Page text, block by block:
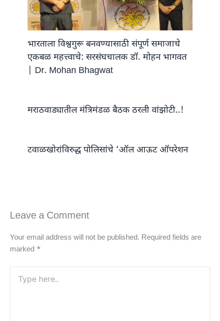
भारताला विश्वगुरू बनवण्यासाठी संपूर्ण समाजाचे
एकबळ महत्त्वाचे: सरसंघचालक डॉ. मोहन भागवत
| Dr. Mohan Bhagwat
मराठवाड्यातील मंत्रिमंडळ बैठक ठरली वांझोटी..!
टवाळखोरांविरुद्ध पोलिसांचे ‘ऑल आऊट ऑपरेशन
Leave a Comment
Your email address will not be published. Required fields are
marked *
here..